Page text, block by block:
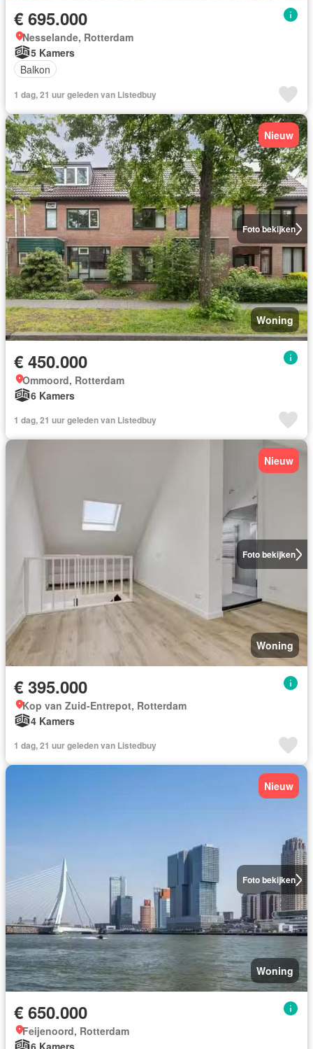
€ 695.000
Nesselande, Rotterdam
5 Kamers
Balkon
1 dag, 21 uur geleden van Listedbuy
Foto bekijken
Nieuw
Woning
€ 450.000
Ommoord, Rotterdam
6 Kamers
1 dag, 21 uur geleden van Listedbuy
Foto bekijken
Nieuw
Woning
€ 395.000
Kop van Zuid-Entrepot, Rotterdam
4 Kamers
1 dag, 21 uur geleden van Listedbuy
Foto bekijken
Nieuw
Woning
€ 650.000
Feijenoord, Rotterdam
6 Kamers